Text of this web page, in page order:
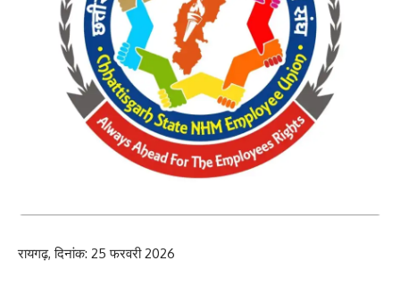
रायगढ़, दिनांक: 25 फरवरी 2026